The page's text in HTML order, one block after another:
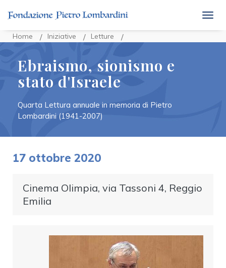
Home Iniziative Letture
Ebraismo, sionismo e
stato d'Israele
Quarta Lettura annuale in memoria di Pietro
Lombardini (1941-2007)
17 ottobre 2020
Cinema Olimpia, via Tassoni 4, Reggio
Emilia